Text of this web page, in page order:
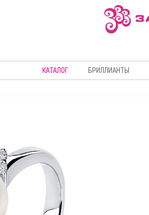
КАТАЛОГ БРИЛЛИАНТЫ